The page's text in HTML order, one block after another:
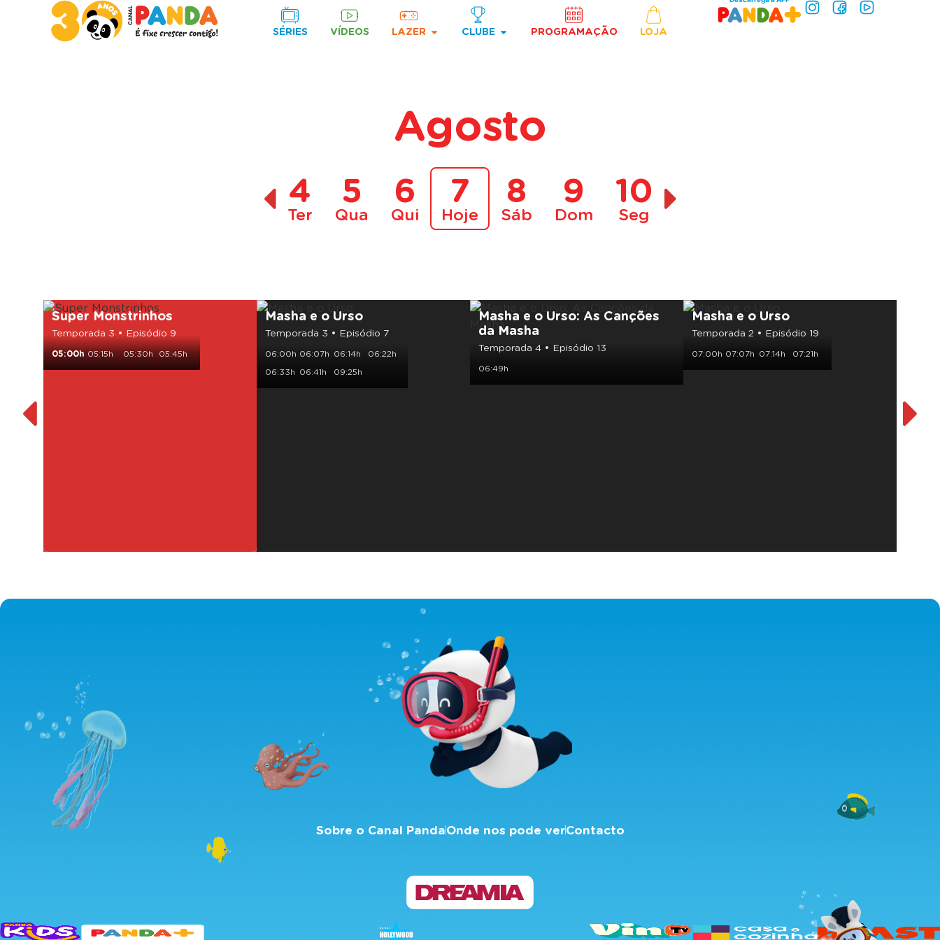
SÉRIES VÍDEOS LAZER CLUBE PROGRAMAÇÃO LOJA
Agosto
4
Ter
5
Qua
6
Qui
7
Hoje
8
Sáb
9
Dom
10
Seg
Super Monstrinhos
Temporada 3 • Episódio 9
05:00h 05:15h 05:30h 05:45h
Masha e o Urso
Temporada 3 • Episódio 7
06:00h 06:07h 06:14h
06:22h
06:33h 06:41h 09:25h
Masha e o Urso: As Canções
da Masha
Temporada 4 • Episódio 13
06:49h
Masha e o Urso
Temporada 2 • Episódio 19
07:00h 07:07h 07:14h 07:21h
Sobre o Canal PandaOnde nos pode verContacto